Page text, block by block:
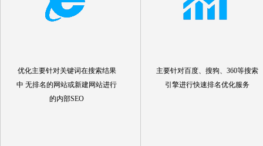
优化主要针对关键词在搜索结果
中 无排名的网站或新建网站进行
的内部SEO
主要针对百度、搜狗、360等搜索
引擎进行快速排名优化服务